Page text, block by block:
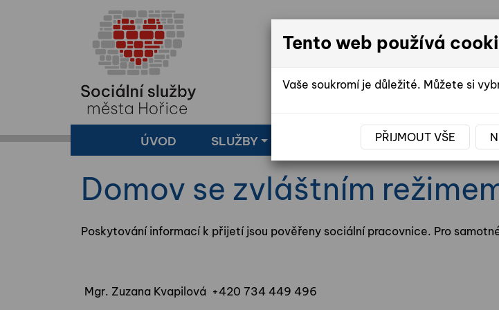
ÚVOD SLUŽBY ZE ŽIVOTA V DOMOVĚ
Domov se zvláštním
Poskytování informací k přijetí jsou pověřeny sociální pracovnice. Pro
Mgr. Zuzana Kvapilová +420 734 449 496
Tento web používá
Vaše soukromí je důležité. Můžete si
PŘIJMOUT VŠE